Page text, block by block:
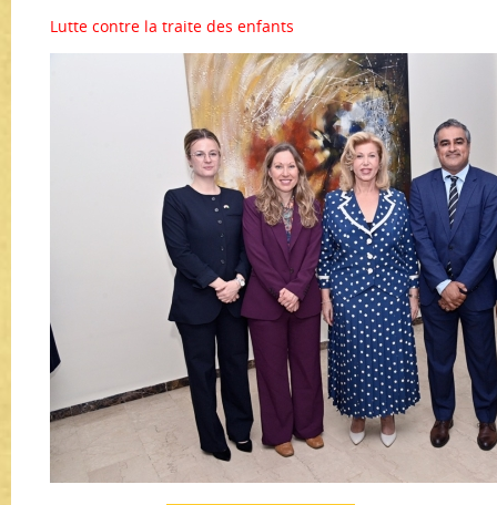
Lutte contre la traite des enfants